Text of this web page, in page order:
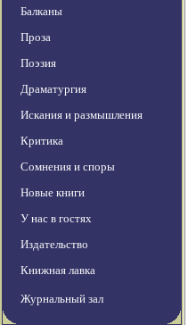
Балканы
Проза
Поэзия
Драматургия
Искания и размышления
Критика
Сомнения и споры
Новые книги
У нас в гостях
Издательство
Книжная лавка
Журнальный зал